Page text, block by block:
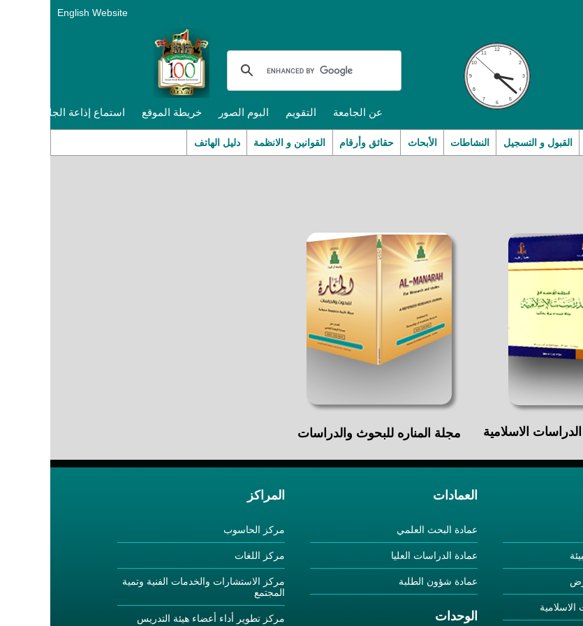
English Website
عن الجامعة التقويم البوم الصور خريطة الموقع استماع إذاعة الجامعة
القبول و التسجيل النشاطات الأبحاث حقائق وأرقام القوانين و الانظمة دليل الهاتف
الاسلامية مجلة المناره للبحوث والدراسات
الاسلامية
العمادات
عمادة البحث العلمي
عمادة الدراسات العليا
عمادة شؤون الطلبة
الوحدات
المراكز
مركز الحاسوب
مركز اللغات
مركز الاستشارات والخدمات الفنية وتمية
المجتمع
مركز تطوير أداء أعضاء هيئة التدريس